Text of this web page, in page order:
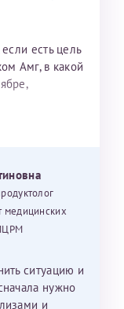
есть цель
Амг, в какой
медицинских
ситуацию и
нужно
и